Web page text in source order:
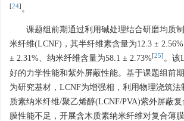
[24] 。
课题组前期通过利用碱处理结合研磨均质
米纤维(LCNF)，其半纤维素含量为12.3 ±
± 2.31%、纳米纤维含量为58.1 ± 2.73%[25] 。该
好的力学性能和紫外屏蔽性能。基于课题组前
为研究基材，LCNF为增强相，利用物理浇筑法
质素纳米纤维/聚乙烯醇(LCNF/PVA)紫外屏蔽
膜性能不足，开展含木质素纳米纤维对复合薄